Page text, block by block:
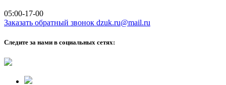
05:00-17-00
Заказать обратный звонок dzuk.ru@mail.ru
Следите за нами в социальных сетях: